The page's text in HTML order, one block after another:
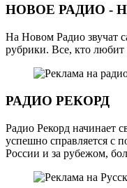
НОВОЕ РАДИО -
На Новом Радио звучат
рубрики. Все, кто
РАДИО РЕКОРД
Радио Рекорд начинает
успешно справляется с
России и за рубежом,